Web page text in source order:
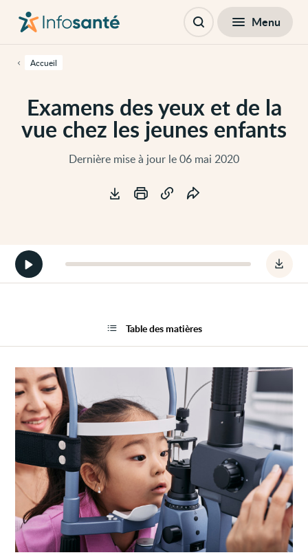
contenu
cette
navigation
principale
Passer
Examens des yeux et de la
vue chez les jeunes enfants
Dernière mise à jour le 06 mai 2020
Accueil
principale
Ouvrir Menu
le
et
la
chez
les
Démarrer
la
version
Table des matières
Table des matières Fermer